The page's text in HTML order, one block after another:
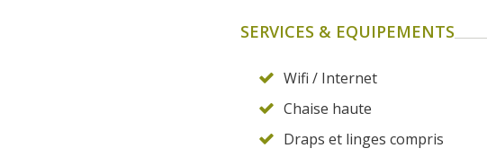
SERVICES & EQUIPEMENTS
Wifi / Internet
Chaise haute
Draps et linges compris